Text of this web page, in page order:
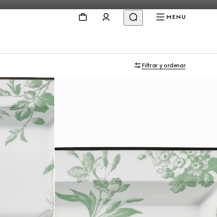
MENU
Filtrar y ordenar